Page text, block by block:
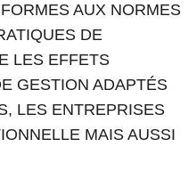
AUX NORMES
DE
LES EFFETS
GESTION ADAPTÉS
LES ENTREPRISES
MAIS AUSSI